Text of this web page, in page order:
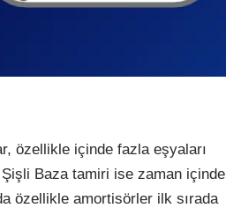
özellikle içinde fazla eşyaları
Şişli Baza tamiri ise zaman içinde
özellikle amortisörler ilk sırada